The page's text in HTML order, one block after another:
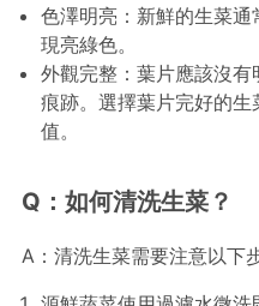
色澤明亮：新鮮的生菜
現亮綠色。
外觀完整：葉片應該沒
痕跡。選擇葉片完好的
值。
Q：如何清洗生菜？
A：清洗生菜需要注意以下